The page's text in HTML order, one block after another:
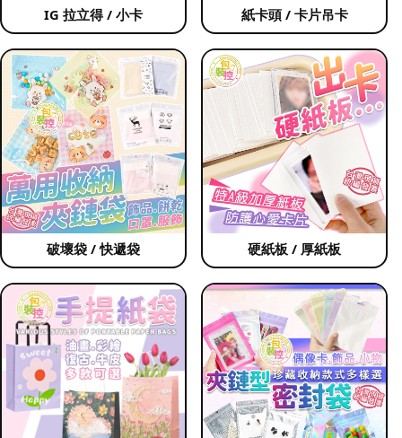
IG 拉立得 / 小卡 紙卡頭 / 卡片吊卡
破壞袋 / 快遞袋 硬紙板 / 厚紙板